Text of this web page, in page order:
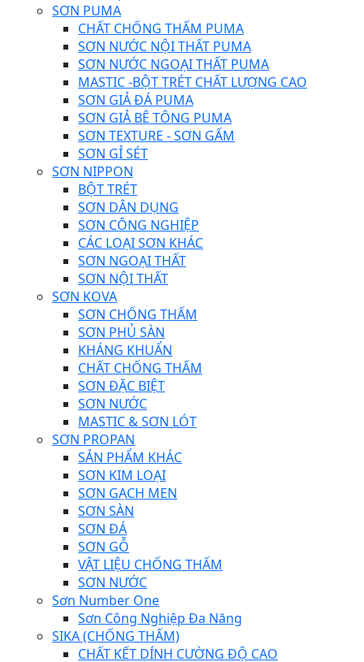
SƠN PUMA
CHẤT CHỐNG THẤM PUMA
SƠN NƯỚC NỘI THẤT PUMA
SƠN NƯỚC NGOẠI THẤT PUMA
MASTIC -BỘT TRÉT CHẤT LƯỢNG CAO
SƠN GIẢ ĐÁ PUMA
SƠN GIẢ BÊ TÔNG PUMA
SƠN TEXTURE - SƠN GẤM
SƠN GỈ SÉT
SƠN NIPPON
BỘT TRÉT
SƠN DÂN DỤNG
SƠN CÔNG NGHIỆP
CÁC LOẠI SƠN KHÁC
SƠN NGOẠI THẤT
SƠN NỘI THẤT
SƠN KOVA
SƠN CHỐNG THẤM
SƠN PHỦ SÀN
KHÁNG KHUẨN
CHẤT CHỐNG THẤM
SƠN ĐẶC BIỆT
SƠN NƯỚC
MASTIC & SƠN LÓT
SƠN PROPAN
SẢN PHẨM KHÁC
SƠN KIM LOẠI
SƠN GẠCH MEN
SƠN SÀN
SƠN ĐÁ
SƠN GỖ
VẬT LIỆU CHỐNG THẤM
SƠN NƯỚC
Sơn Number One
Sơn Công Nghiệp Đa Năng
SIKA (CHỐNG THẤM)
CHẤT KẾT DÍNH CƯỜNG ĐỘ CAO